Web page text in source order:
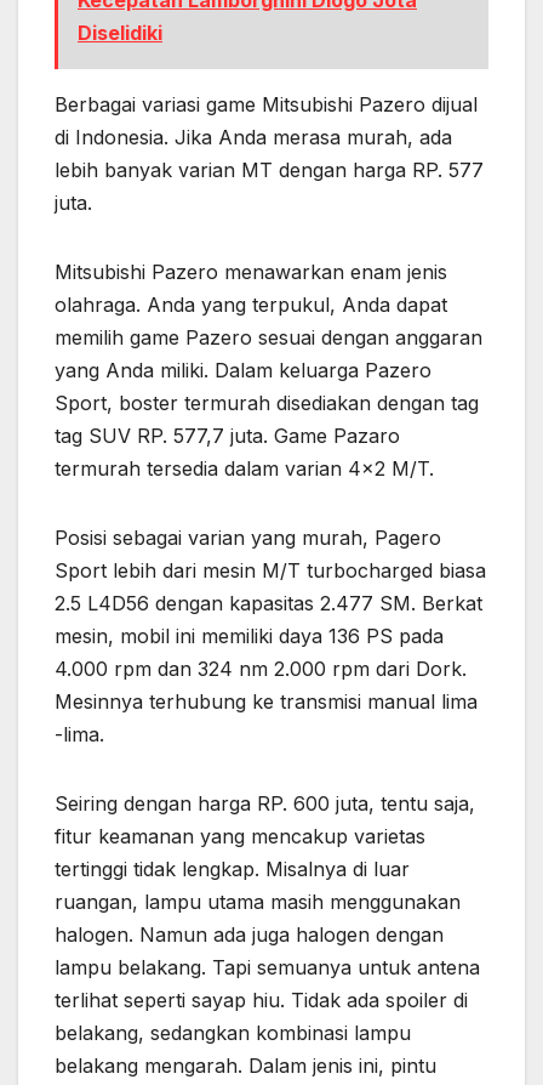
Diselidiki
Berbagai variasi game Mitsubishi Pazero dijual
di Indonesia. Jika Anda merasa murah, ada
lebih banyak varian MT dengan harga RP. 577
juta.
Mitsubishi Pazero menawarkan enam jenis
olahraga. Anda yang terpukul, Anda dapat
memilih game Pazero sesuai dengan anggaran
yang Anda miliki. Dalam keluarga Pazero
Sport, boster termurah disediakan dengan tag
tag SUV RP. 577,7 juta. Game Pazaro
termurah tersedia dalam varian 4×2 M/T.
Posisi sebagai varian yang murah, Pagero
Sport lebih dari mesin M/T turbocharged biasa
2.5 L4D56 dengan kapasitas 2.477 SM. Berkat
mesin, mobil ini memiliki daya 136 PS pada
4.000 rpm dan 324 nm 2.000 rpm dari Dork.
Mesinnya terhubung ke transmisi manual lima
-lima.
Seiring dengan harga RP. 600 juta, tentu saja,
fitur keamanan yang mencakup varietas
tertinggi tidak lengkap. Misalnya di luar
ruangan, lampu utama masih menggunakan
halogen. Namun ada juga halogen dengan
lampu belakang. Tapi semuanya untuk antena
terlihat seperti sayap hiu. Tidak ada spoiler di
belakang, sedangkan kombinasi lampu
belakang mengarah. Dalam jenis ini, pintu